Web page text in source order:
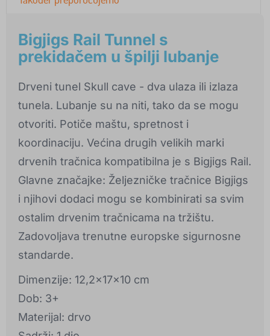
Bigjigs Rail Tunnel s
prekidačem u špilji lubanje
Drveni tunel Skull cave - dva ulaza ili izlaza
tunela. Lubanje su na niti, tako da se mogu
otvoriti. Potiče maštu, spretnost i
koordinaciju. Većina drugih velikih marki
drvenih tračnica kompatibilna je s Bigjigs Rail.
Glavne značajke: Željezničke tračnice Bigjigs
i njihovi dodaci mogu se kombinirati sa svim
ostalim drvenim tračnicama na tržištu.
Zadovoljava trenutne europske sigurnosne
standarde.
Dimenzije: 12,2x17x10 cm
Dob: 3+
Materijal: drvo